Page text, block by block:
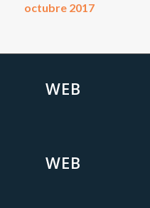
octubre 2017
WEB
WEB